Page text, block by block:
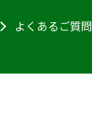
よくあるご質問